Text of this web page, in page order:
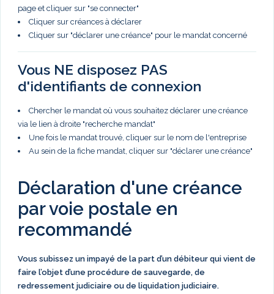
page et cliquer sur "se connecter"
Cliquer sur créances à déclarer
Cliquer sur "déclarer une créance" pour le mandat concerné
Vous NE disposez PAS
d'identifiants de connexion
Chercher le mandat où vous souhaitez déclarer une créance
via le lien à droite "recherche mandat"
Une fois le mandat trouvé, cliquer sur le nom de l'entreprise
Au sein de la fiche mandat, cliquer sur "déclarer une créance"
Déclaration d'une créance
par voie postale en
recommandé
Vous subissez un impayé de la part d’un débiteur qui vient de
faire l’objet d’une procédure de sauvegarde, de
redressement judiciaire ou de liquidation judiciaire.